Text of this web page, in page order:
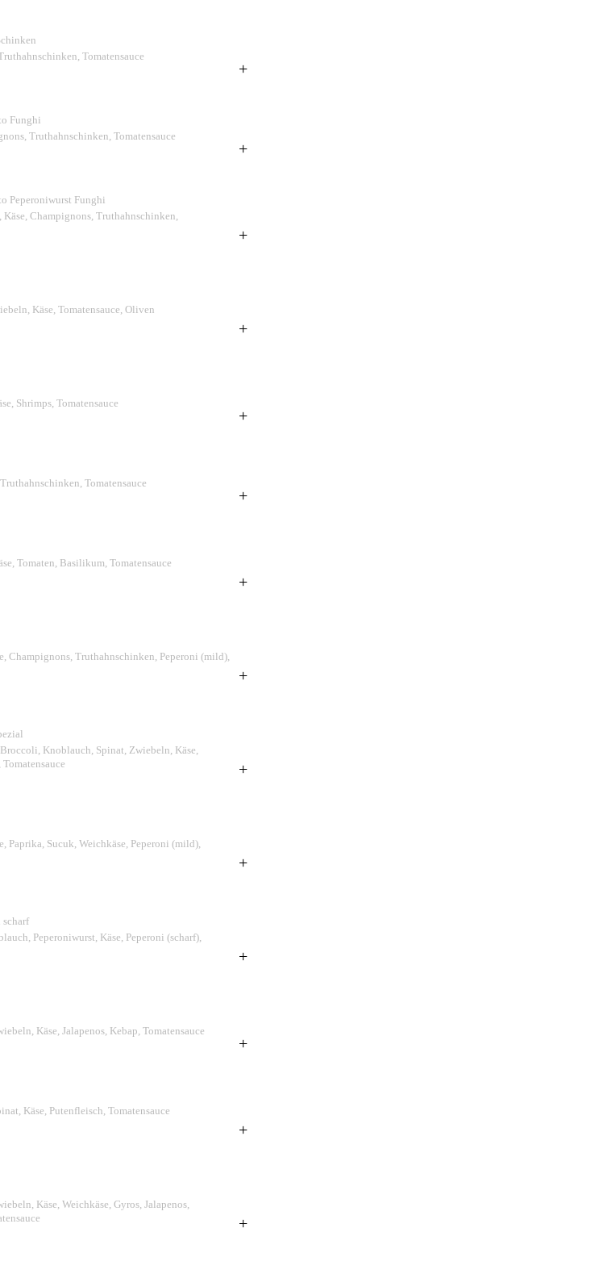
Tomatensauce
+
Funghi
Truthahnschinken, Tomatensauce
+
Peperoniwurst Funghi
Käse, Champignons, Truthahnschinken,
+
Käse, Tomatensauce, Oliven
+
Shrimps, Tomatensauce
+
Tomatensauce
+
Tomaten, Basilikum, Tomatensauce
+
Champignons, Truthahnschinken, Peperoni (mild),
+
Knoblauch, Spinat, Zwiebeln, Käse,
+
Paprika, Sucuk, Weichkäse, Peperoni (mild),
+
scharf
Peperoniwurst, Käse, Peperoni (scharf),
+
Käse, Jalapenos, Kebap, Tomatensauce
+
Käse, Putenfleisch, Tomatensauce
+
Käse, Weichkäse, Gyros, Jalapenos,
+